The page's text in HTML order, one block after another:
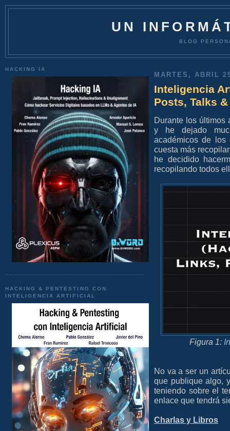
UN
BLOG
HACKING IA
HACKING & PENTESTING CON
INTELIGENCIA ARTIFICIAL
MARTES, ABRIL
Inteligencia
Posts, Talks
Durante los últimos
y he dejado
académicos de
cuesta más
he decidido
recopilando todos
Figura 1:
No va a ser un
que publique algo,
teniendo sobre el
enlace que tendrá
Charlas y Libros